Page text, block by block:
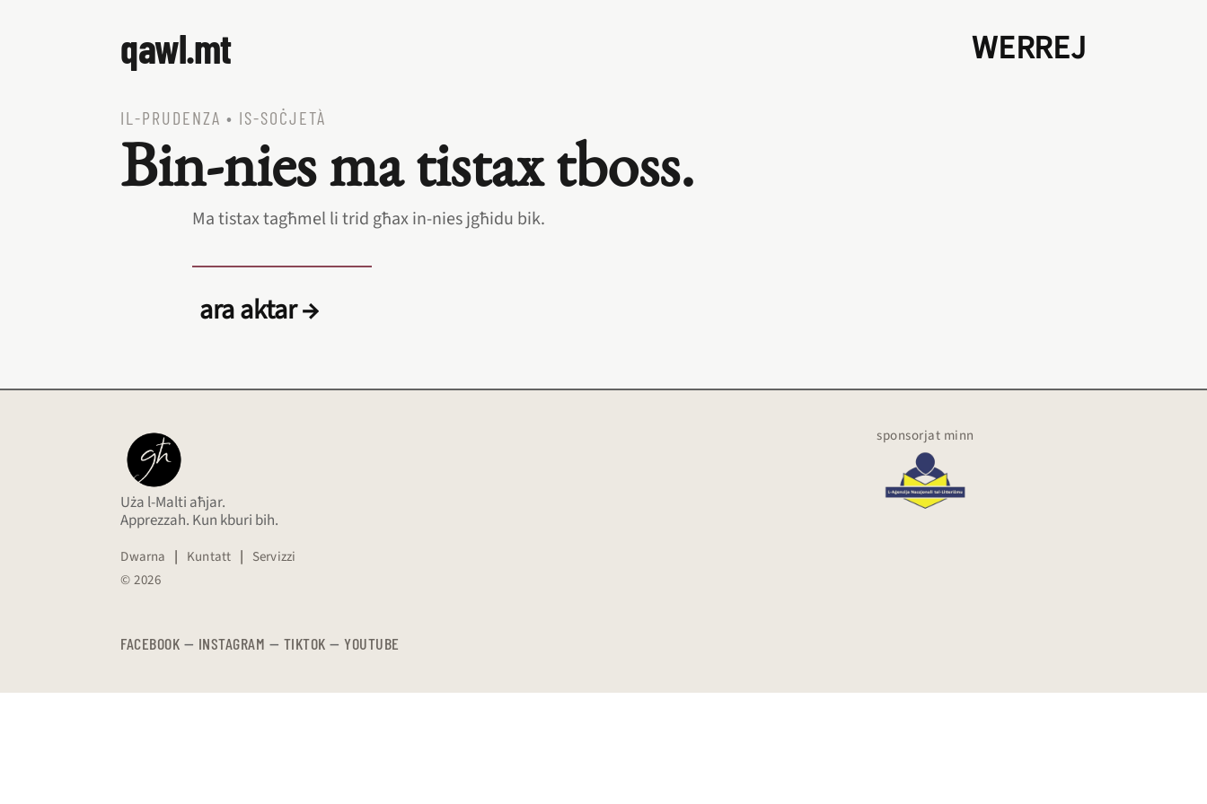
qawl.mt WERREJ
IL‑PRUDENZA • IS‑SOĊJETÀ
Bin‑nies ma tistax tboss.
Ma tistax tagħmel li trid għax in‑nies jgħidu bik.
ara aktar →
Uża l-Malti aħjar.
Apprezzah. Kun kburi bih.
Dwarna | Kuntatt | Servizzi
© 2026
FACEBOOK — INSTAGRAM — TIKTOK — YOUTUBE
sponsorjat minn